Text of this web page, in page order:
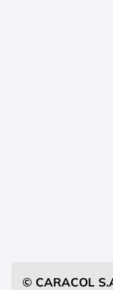
© CARACOL